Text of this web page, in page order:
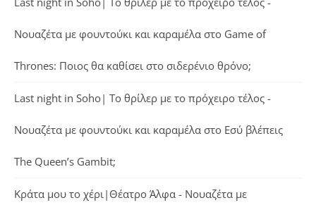
Νουαζέτα με φουντούκι και καραμέλα στο Game of
Thrones: Ποιος θα καθίσει στο σιδερένιο θρόνο;
Last night in Soho| Το θρίλερ με το πρόχειρο τέλος -
Νουαζέτα με φουντούκι και καραμέλα στο Εσύ βλέπεις
The Queen’s Gambit;
Κράτα μου το χέρι|Θέατρο Άλφα - Νουαζέτα με